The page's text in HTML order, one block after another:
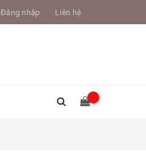
Đăng nhập Liên hệ